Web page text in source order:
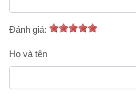
Đánh giá:
Họ và tên